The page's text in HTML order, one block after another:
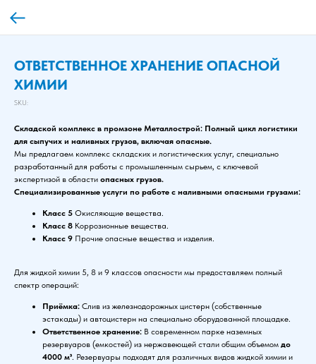
ОТВЕТСТВЕННОЕ ХРАНЕНИЕ ОПАСНОЙ
ХИМИИ
SKU:
Складской комплекс в промзоне Металлострой: Полный цикл логистики
для сыпучих и наливных грузов, включая опасные.
Мы предлагаем комплекс складских и логистических услуг, специально
разработанный для работы с промышленным сырьем, с ключевой
экспертизой в области опасных грузов.
Специализированные услуги по работе с наливными опасными грузами:
Класс 5 Окисляющие вещества.
Класс 8 Коррозионные вещества.
Класс 9 Прочие опасные вещества и изделия.
Для жидкой химии 5, 8 и 9 классов опасности мы предоставляем полный
спектр операций:
Приёмка: Слив из железнодорожных цистерн (собственные
эстакады) и автоцистерн на специально оборудованной площадке.
Ответственное хранение: В современном парке наземных
резервуаров (емкостей) из нержавеющей стали общим объемом до
4000 м³. Резервуары подходят для различных видов жидкой химии и